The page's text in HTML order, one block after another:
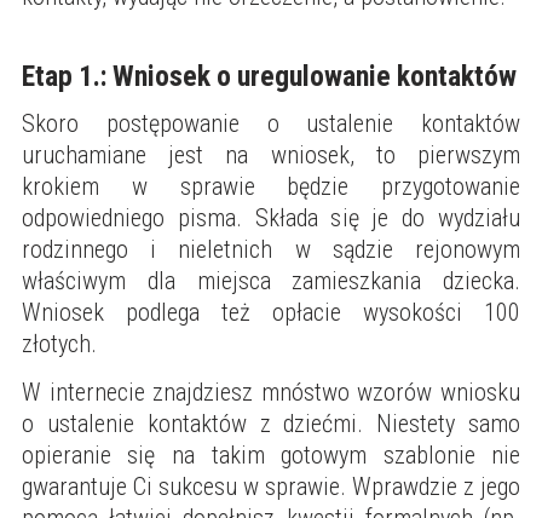
Etap 1.: Wniosek o uregulowanie kontaktów
Skoro postępowanie o ustalenie kontaktów
uruchamiane jest na wniosek, to pierwszym
krokiem w sprawie będzie przygotowanie
odpowiedniego pisma. Składa się je do wydziału
rodzinnego i nieletnich w sądzie rejonowym
właściwym dla miejsca zamieszkania dziecka.
Wniosek podlega też opłacie wysokości 100
złotych.
W internecie znajdziesz mnóstwo wzorów wniosku
o ustalenie kontaktów z dziećmi. Niestety samo
opieranie się na takim gotowym szablonie nie
gwarantuje Ci sukcesu w sprawie. Wprawdzie z jego